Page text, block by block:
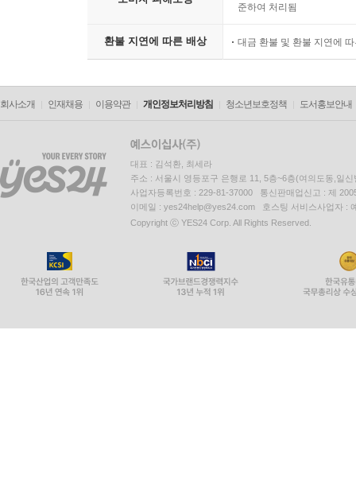
준하여 처리됨
환불 지연에 따른 배상 대금 환불 및 환불 지연에
회사소개 인재채용 이용약관 개인정보처리방침 청소년보호정책 도서홍보안내
대표 : 김석환, 최세라
주소 : 서울시 영등포구 은행로 11, 5층~6층(여의도동,일신
사업자등록번호 : 229-81-37000 통신판매업신고 : 제
이메일 : yes24help@yes24.com 호스팅 서비스사업자 :
Copyright ⓒ YES24 Corp. All Rights Reserved.